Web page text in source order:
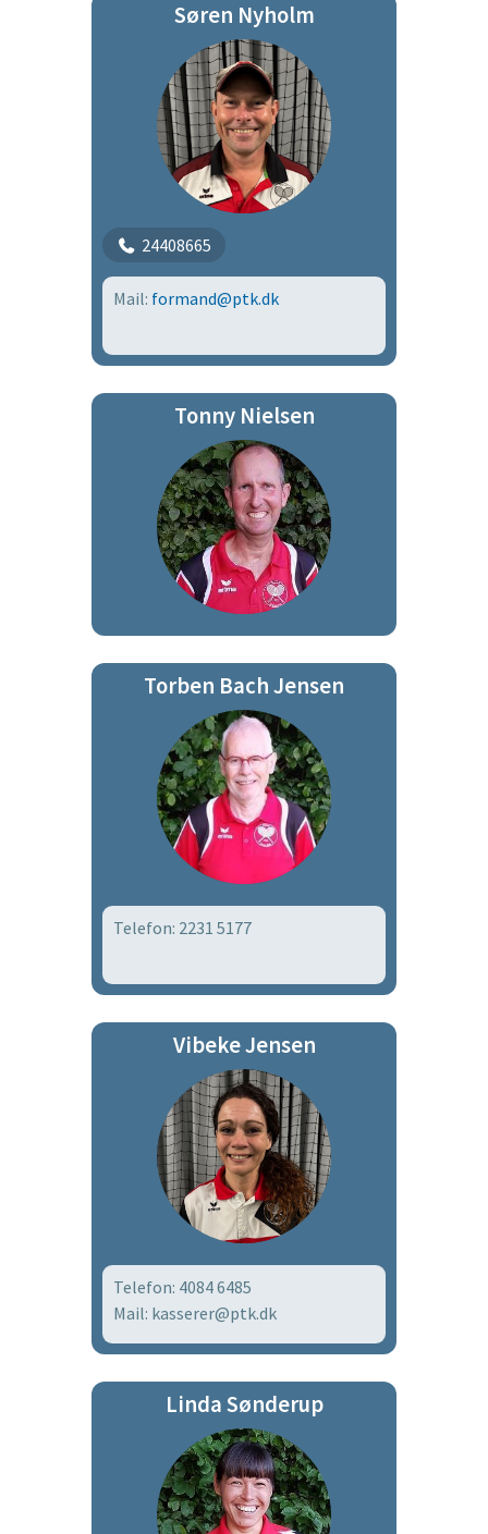
Søren Nyholm
24408665
Mail: formand@ptk.dk
Tonny Nielsen
Torben Bach Jensen
Telefon: 2231 5177
Vibeke Jensen
Telefon: 4084 6485
Mail: kasserer@ptk.dk
Linda Sønderup